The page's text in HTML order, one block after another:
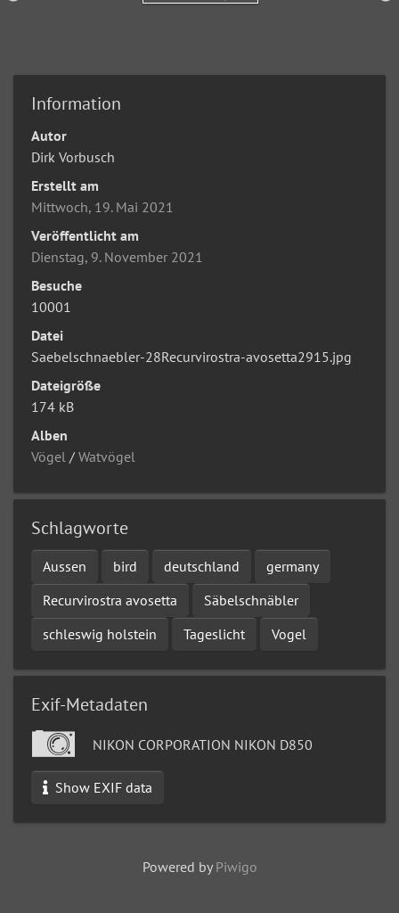
Information
Autor
Dirk Vorbusch
Erstellt am
Mittwoch, 19. Mai 2021
Veröffentlicht am
Dienstag, 9. November 2021
Besuche
10001
Datei
Saebelschnaebler-28Recurvirostra-avosetta2915.jpg
Dateigröße
174 kB
Alben
Vögel / Watvögel
Schlagworte
Aussen bird deutschland
germany
Recurvirostra avosetta
Säbelschnäbler
schleswig holstein
Tageslicht Vogel
Exif-Metadaten
NIKON CORPORATION NIKON D850
Show EXIF data
Powered by Piwigo